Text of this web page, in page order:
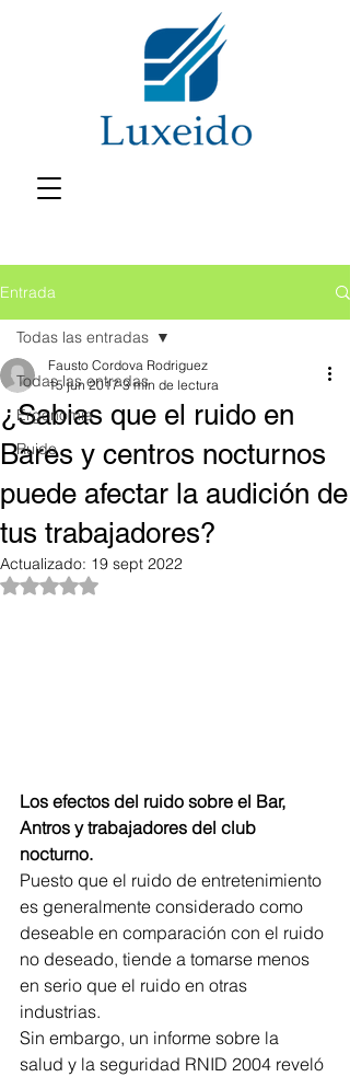
Entrada
Todas las entradas
Ergonomía
Ruido
Todas las entradas
¿Sabias que el ruido en
Bares y centros nocturnos
puede afectar la audición de
tus trabajadores?
Fausto Cordova Rodriguez
15 jun 2017 3 min de lectura
Actualizado: 19 sept 2022
Obtuvo NaN de 5 estrellas.
Los efectos del ruido sobre el Bar,
Antros y trabajadores del club
nocturno.
Puesto que el ruido de entretenimiento
es generalmente considerado como
deseable en comparación con el ruido
no deseado, tiende a tomarse menos
en serio que el ruido en otras
industrias.
Sin embargo, un informe sobre la
salud y la seguridad RNID 2004 reveló